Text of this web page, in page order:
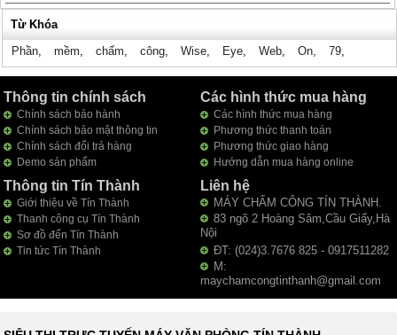
Từ Khóa
Phần, mềm, chấm, công, Wise, Eye, Web, On, 79,
Thông tin chính sách
Chính sách bảo hành
Chính sách bảo mật thông tin
Chính sách đổi trả hàng
Demo sản phẩm
Các hình thức mua hàng
Các hình thức mua hàng
Phương thức thanh toán
Phương thức giao hàng
Hướng dẫn mua hàng online
Thông tin Tín Thành
Giới thiệu về Tín Thành
Thanh công cụ Tín Thành
Sơ đồ đến Tín Thành
Tin tức Tín Thành
Liên hệ
MÁY CHẤM CÔNG TÍN THÀNH.
83 ngõ 2 Hoàng Sâm,Cầu Giấy,Hà
Nội
ĐT: (024)3.7676 825 - 0917511282
M:
maychamcongtinthanh@gmail.com